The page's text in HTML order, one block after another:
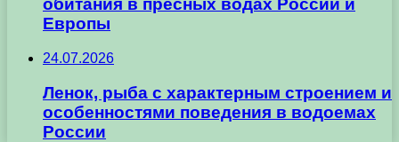
обитания в пресных водах России и
Европы
24.07.2026
Ленок, рыба с характерным строением и
особенностями поведения в водоемах
России